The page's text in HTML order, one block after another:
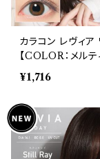
カラコン レヴィア
【COLOR：メルテ
箱10枚入 度あり 14.1mm
キムチェウォン
ハーフ ブラウン ブ
含水 裸眼風 自然
¥1,716